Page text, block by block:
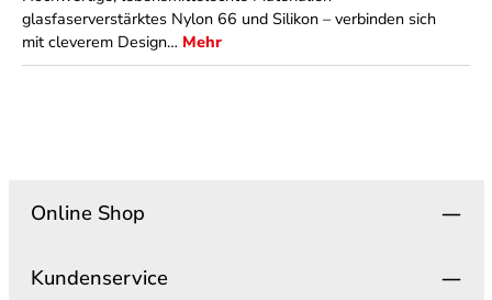
glasfaserverstärktes Nylon 66 und Silikon – verbinden sich
mit cleverem Design… Mehr
Online Shop
Kundenservice